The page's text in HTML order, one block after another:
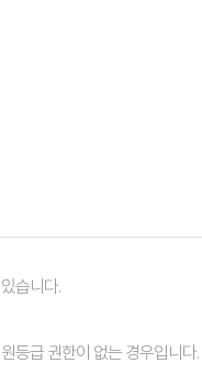
습니다.
등급 권한이 없는 경우입니다.